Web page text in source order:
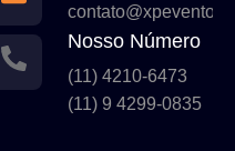
Nosso Número
(11) 4210-6473
(11) 9 4299-0835